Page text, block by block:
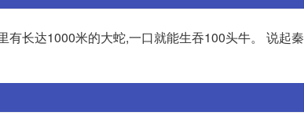
有长达1000米的大蛇,一口就能生吞100头牛。 说起秦